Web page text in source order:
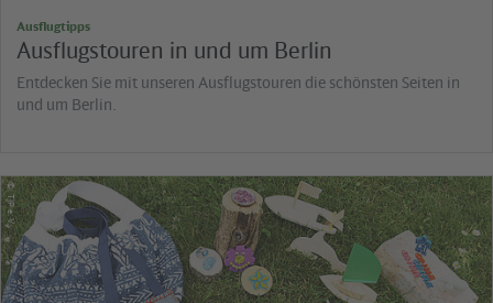
Ausflugtipps
Ausflugstouren in und um Berlin
Entdecken Sie mit unseren Ausflugstouren die schönsten Seiten in
und um Berlin.
©
TJP e. V.